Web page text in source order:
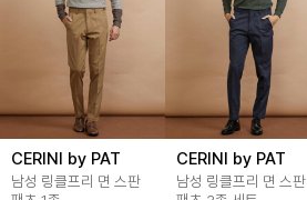
CERINI by PAT
남성 링클프리 면 스판
CERINI by PAT
남성 링클프리 면 스판